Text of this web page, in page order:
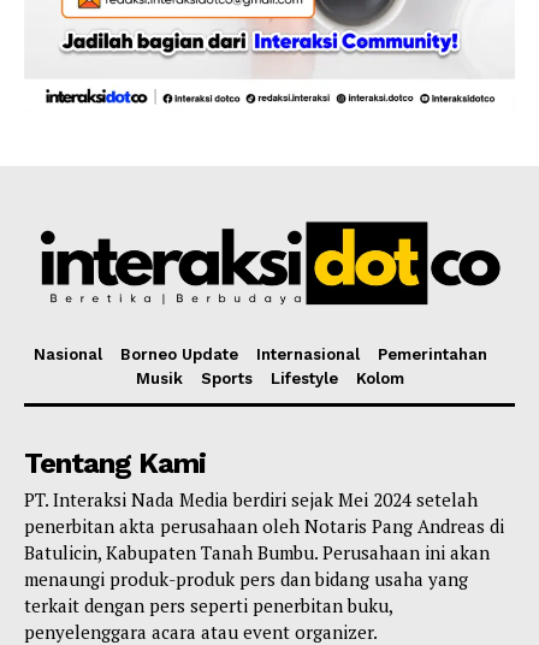
Nasional Borneo Update Internasional
Pemerintahan
Musik
Sports Lifestyle Kolom
Tentang Kami
PT. Interaksi Nada Media berdiri sejak Mei 2024 setelah
penerbitan akta perusahaan oleh Notaris Pang Andreas di
Batulicin, Kabupaten Tanah Bumbu. Perusahaan ini akan
menaungi produk-produk pers dan bidang usaha yang
terkait dengan pers seperti penerbitan buku,
penyelenggara acara atau event organizer.